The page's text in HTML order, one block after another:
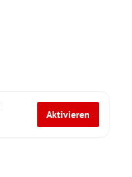
Aktivieren